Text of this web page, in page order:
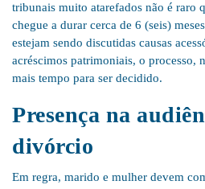
tribunais muito atarefados não é raro
chegue a durar cerca de 6 (seis)
estejam sendo discutidas causas
acréscimos patrimoniais, o processo,
mais tempo para ser decidido.
Presença na
divórcio
Em regra, marido e mulher devem